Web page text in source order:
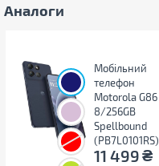
Аналоги
Мобільний
телефон
Motorola G86
8/256GB
Spellbound
(PB7L0101RS)
11 499₴